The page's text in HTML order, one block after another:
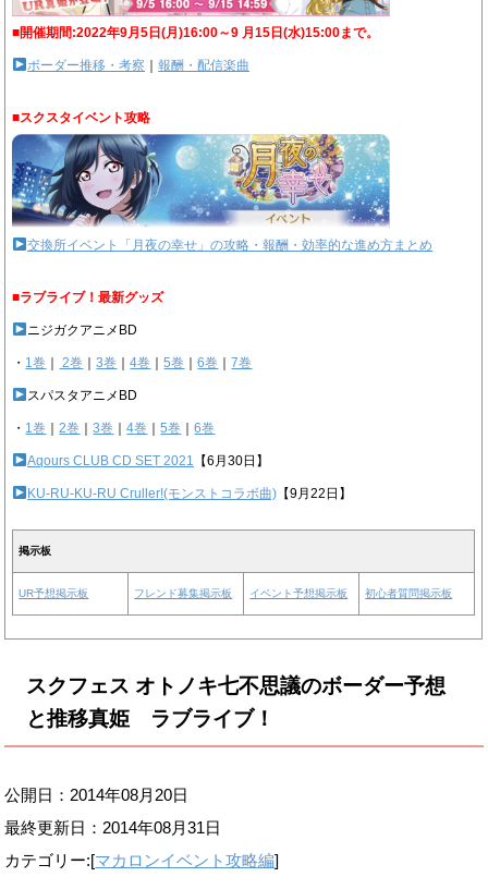
■開催期間:2022年9月5日(月)16:00～9 月15日(水)15:00まで。
ボーダー推移・考察 ｜報酬・配信楽曲
■スクスタイベント攻略
交換所イベント「月夜の幸せ」の攻略・報酬・効率的な進め方まとめ
■ラブライブ！最新グッズ
ニジガクアニメBD
・ 1巻 2巻 ｜3巻 ｜4巻 ｜5巻 ｜6巻 ｜7巻
スパスタアニメBD
・ 1巻 ｜2巻 ｜3巻 ｜4巻 ｜5巻 ｜6巻
Aqours CLUB CD SET 2021 【6月30日】
KU-RU-KU-RU Cruller!(モンストコラボ曲) 【9月22日】
掲示板
UR予想掲示板 フレンド募集掲示板 イベント予想掲示板 初心者質問掲示板
スクフェス オトノキ七不思議のボーダー予想
と推移真姫 ラブライブ！
公開日：2014年08月20日
最終更新日： 2014年08月31日
カテゴリー:[マカロンイベント攻略編]